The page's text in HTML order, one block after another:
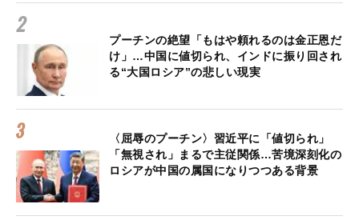
プーチンの絶望「もはや頼れるのは金正恩だ
け」…中国に値切られ、インドに振り回され
る“大国ロシア”の悲しい現実
〈屈辱のプーチン〉習近平に「値切られ」
「無視され」まるで主従関係…苦境深刻化の
ロシアが中国の属国になりつつある背景